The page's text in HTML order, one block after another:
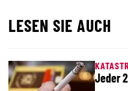
LESEN SIE AUCH
Jeder